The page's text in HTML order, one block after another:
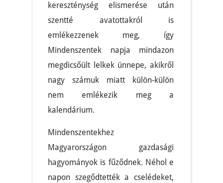
kereszténység elismerése után
szentté avatottakról is
emlékezzenek meg, így
Mindenszentek napja mindazon
megdicsőült lelkek ünnepe, akikről
nagy számuk miatt külön-külön
nem emlékezik meg a
kalendárium.
Mindenszentekhez
Magyarországon gazdasági
hagyományok is fűződnek. Néhol e
napon szegődtették a cselédeket,